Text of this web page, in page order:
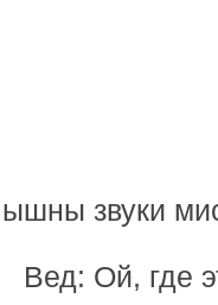
звуки
Вед: Ой, где